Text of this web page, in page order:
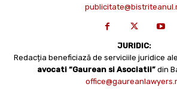
JURIDIC:
Redacția beneficiază de serviciile juridice ale
avocati “Gaurean si Asociatii” din